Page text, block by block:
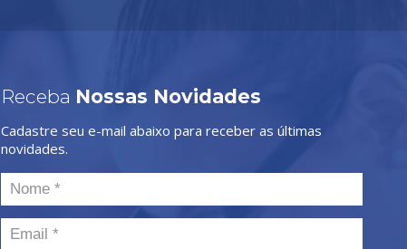
Receba Nossas Novidades
Cadastre seu e-mail abaixo para receber as últimas
novidades.